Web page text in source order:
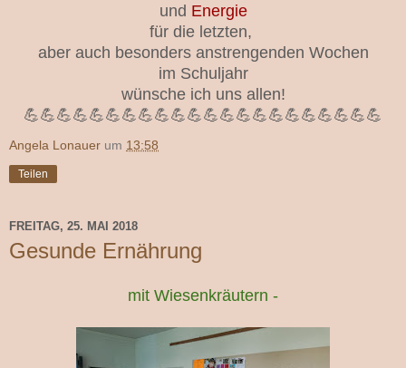
und Energie
für die letzten,
aber auch besonders anstrengenden Wochen
im Schuljahr
wünsche ich uns allen!
💪💪💪💪💪💪💪💪💪💪💪💪💪💪💪💪💪💪💪💪💪💪
Angela Lonauer um 13:58
Teilen
FREITAG, 25. MAI 2018
Gesunde Ernährung
mit Wiesenkräutern -